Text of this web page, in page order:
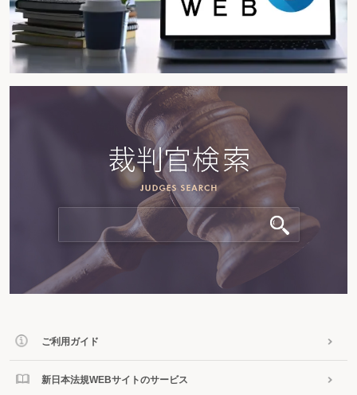
ご利用ガイド
新日本法規WEBサイトのサービス